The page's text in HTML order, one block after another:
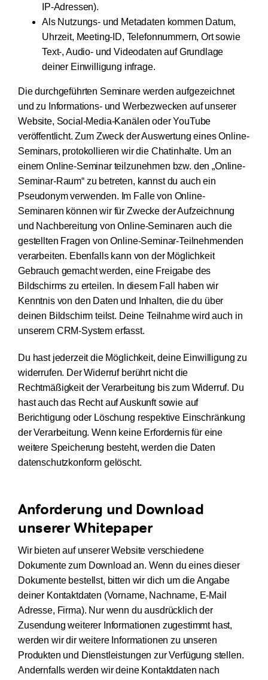
IP-Adressen).
Als Nutzungs- und Metadaten kommen Datum,
Uhrzeit, Meeting-ID, Telefonnummern, Ort sowie
Text-, Audio- und Videodaten auf Grundlage
deiner Einwilligung infrage.
Die durchgeführten Seminare werden aufgezeichnet
und zu Informations- und Werbezwecken auf unserer
Website, Social-Media-Kanälen oder YouTube
veröffentlicht. Zum Zweck der Auswertung eines Online-
Seminars, protokollieren wir die Chatinhalte. Um an
einem Online-Seminar teilzunehmen bzw. den „Online-
Seminar-Raum“ zu betreten, kannst du auch ein
Pseudonym verwenden. Im Falle von Online-
Seminaren können wir für Zwecke der Aufzeichnung
und Nachbereitung von Online-Seminaren auch die
gestellten Fragen von Online-Seminar-Teilnehmenden
verarbeiten. Ebenfalls kann von der Möglichkeit
Gebrauch gemacht werden, eine Freigabe des
Bildschirms zu erteilen. In diesem Fall haben wir
Kenntnis von den Daten und Inhalten, die du über
deinen Bildschirm teilst. Deine Teilnahme wird auch in
unserem CRM-System erfasst.
Du hast jederzeit die Möglichkeit, deine Einwilligung zu
widerrufen. Der Widerruf berührt nicht die
Rechtmäßigkeit der Verarbeitung bis zum Widerruf. Du
hast auch das Recht auf Auskunft sowie auf
Berichtigung oder Löschung respektive Einschränkung
der Verarbeitung. Wenn keine Erfordernis für eine
weitere Speicherung besteht, werden die Daten
datenschutzkonform gelöscht.
Anforderung und Download
unserer Whitepaper
Wir bieten auf unserer Website verschiedene
Dokumente zum Download an. Wenn du eines dieser
Dokumente bestellst, bitten wir dich um die Angabe
deiner Kontaktdaten (Vorname, Nachname, E-Mail
Adresse, Firma). Nur wenn du ausdrücklich der
Zusendung weiterer Informationen zugestimmt hast,
werden wir dir weitere Informationen zu unseren
Produkten und Dienstleistungen zur Verfügung stellen.
Andernfalls werden wir deine Kontaktdaten nach